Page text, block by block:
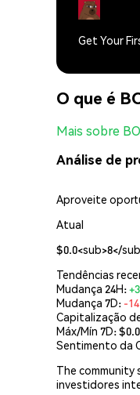
Get Your
O que é
Mais sobre
Análise de
Aproveite
Atual
$0.0<sub>8</
Tendências
Mudança 24H:
Mudança 7D: -
Capitalização
Máx/Mín 7D: $
Sentimento da
The community
investidores